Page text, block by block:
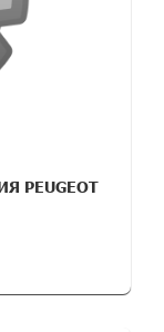
PEUGEOT